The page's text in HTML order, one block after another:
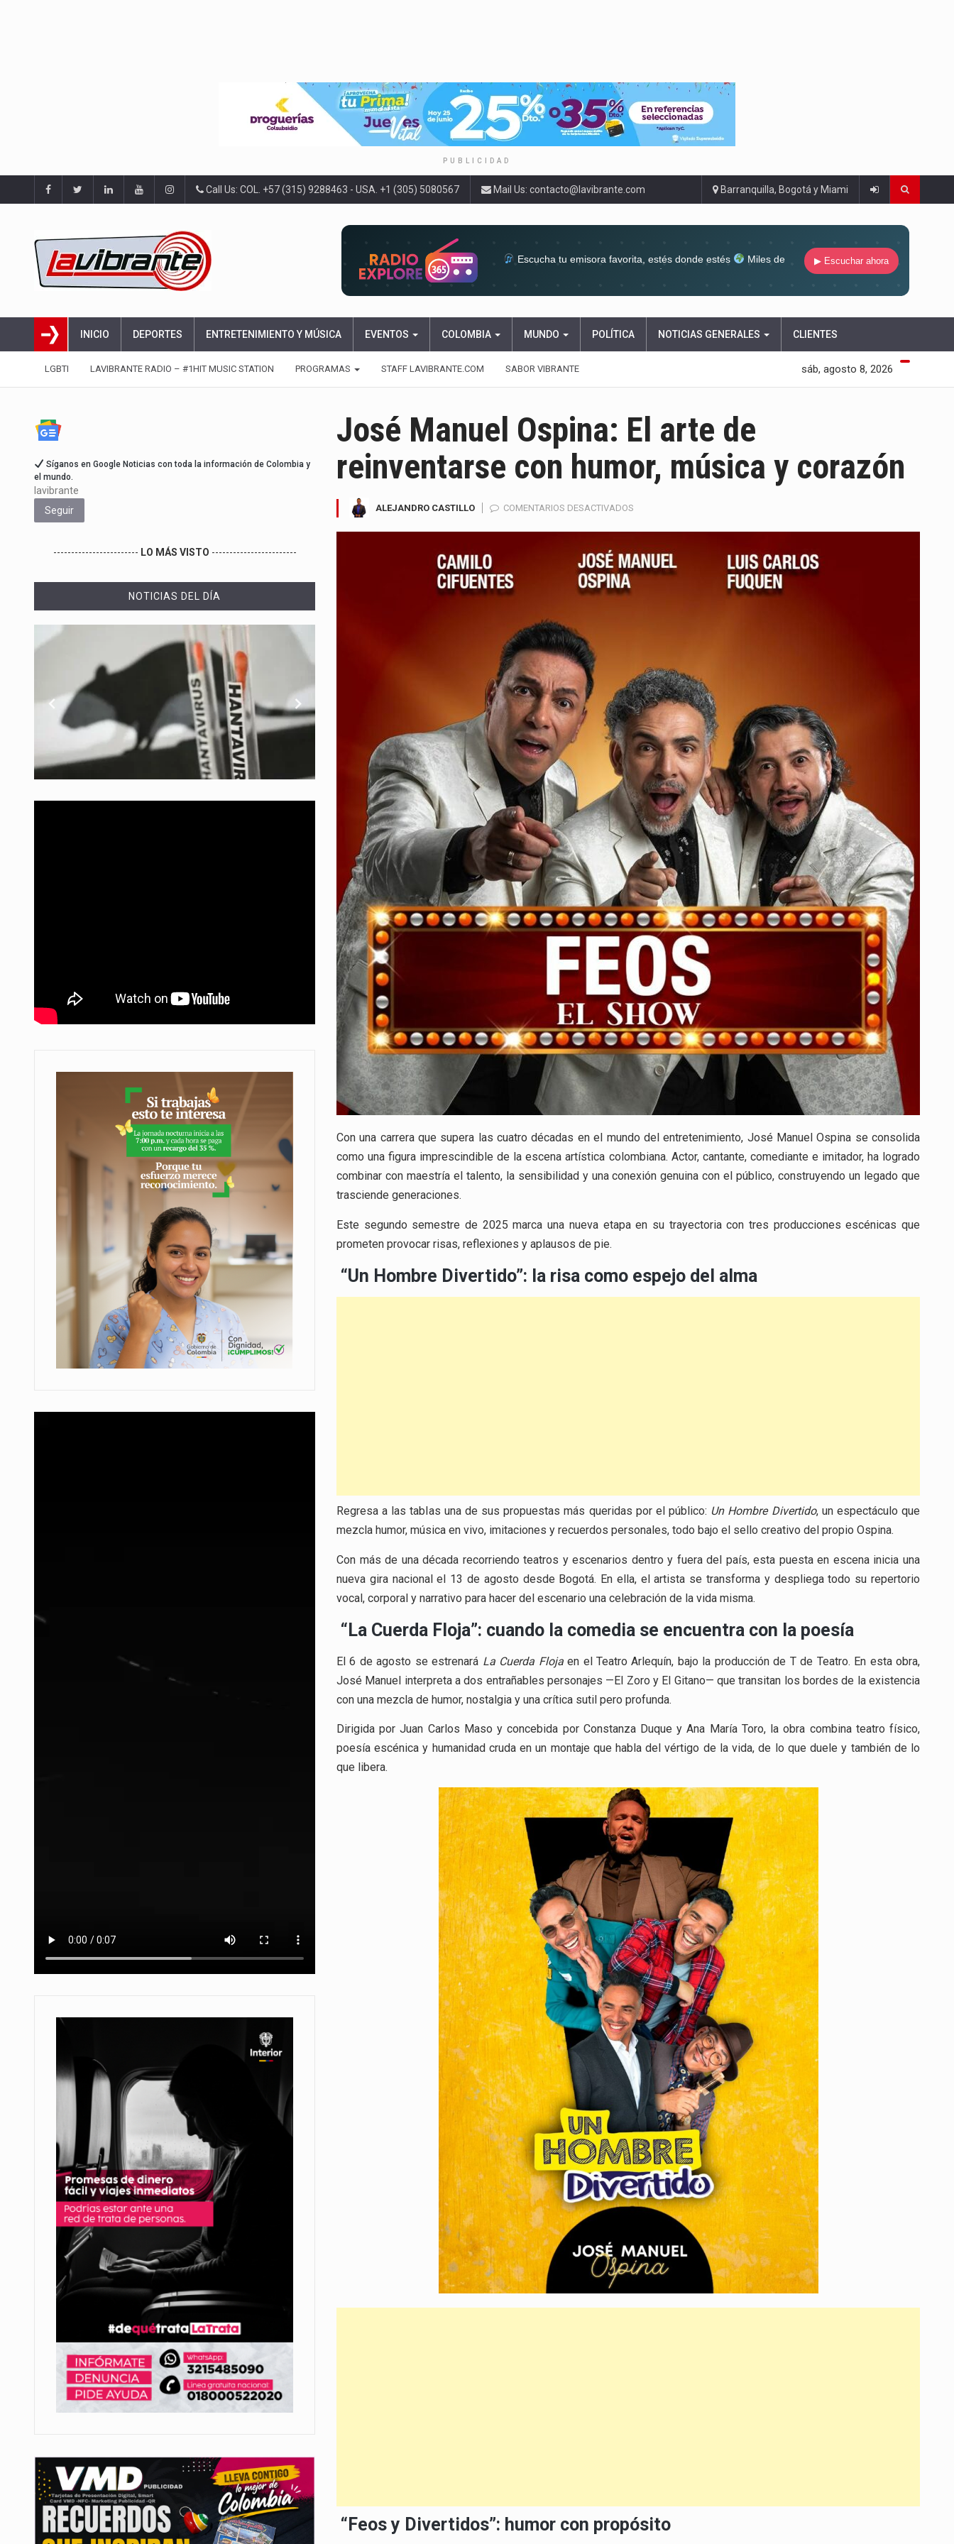
PUBLICIDAD
Call Us: COL. +57 (315) 9288463 - USA. +1 (305) 5080567 Mail Us: contacto@lavibrante.com Barranquilla, Bogotá y Miami
Escucha tu emisora favorita, estés donde estés
Miles de
▶ Escuchar ahora
INICIO DEPORTES ENTRETENIMIENTO Y MÚSICA EVENTOS COLOMBIA MUNDO POLÍTICA NOTICIAS GENERALES CLIENTES
LGBTI LAVIBRANTE RADIO – #1HIT MUSIC STATION PROGRAMAS STAFF LAVIBRANTE.COM SABOR VIBRANTE sáb, agosto 8, 2026
José Manuel Ospina: El arte de
reinventarse con humor, música y corazón
ALEJANDRO CASTILLO COMENTARIOS DESACTIVADOS
OSPINA:
EL
CORAZÓN
Con una carrera que supera las cuatro décadas en el mundo del entretenimiento, José Manuel Ospina se consolida
como una figura imprescindible de la escena artística colombiana. Actor, cantante, comediante e imitador, ha logrado
combinar con maestría el talento, la sensibilidad y una conexión genuina con el público, construyendo un legado que
trasciende generaciones.
Este segundo semestre de 2025 marca una nueva etapa en su trayectoria con tres producciones escénicas que
prometen provocar risas, reflexiones y aplausos de pie.
“Un Hombre Divertido”: la risa como espejo del alma
Regresa a las tablas una de sus propuestas más queridas por el público: Un Hombre Divertido, un espectáculo que
mezcla humor, música en vivo, imitaciones y recuerdos personales, todo bajo el sello creativo del propio Ospina.
Con más de una década recorriendo teatros y escenarios dentro y fuera del país, esta puesta en escena inicia una
nueva gira nacional el 13 de agosto desde Bogotá. En ella, el artista se transforma y despliega todo su repertorio
vocal, corporal y narrativo para hacer del escenario una celebración de la vida misma.
“La Cuerda Floja”: cuando la comedia se encuentra con la poesía
El 6 de agosto se estrenará La Cuerda Flojaen el Teatro Arlequín, bajo la producción de T de Teatro. En esta obra,
José Manuel interpreta a dos entrañables personajes —El Zoro y El Gitano— que transitan los bordes de la existencia
con una mezcla de humor, nostalgia y una crítica sutil pero profunda.
Dirigida por Juan Carlos Maso y concebida por Constanza Duque y Ana María Toro, la obra combina teatro físico,
poesía escénica y humanidad cruda en un montaje que habla del vértigo de la vida, de lo que duele y también de lo
que libera.
“Feos y Divertidos”: humor con propósito
Síganos en Google Noticias con toda la información de Colombia y
el mundo.
lavibrante
Seguir
------------------------ LO MÁS VISTO ------------------------
NOTICIAS DEL DÍA